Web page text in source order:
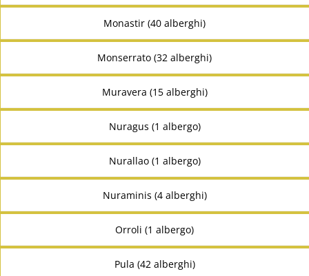
Monastir (40 alberghi)
Monserrato (32 alberghi)
Muravera (15 alberghi)
Nuragus (1 albergo)
Nurallao (1 albergo)
Nuraminis (4 alberghi)
Orroli (1 albergo)
Pula (42 alberghi)